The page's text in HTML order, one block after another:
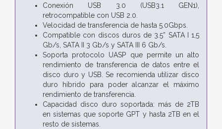
Conexión USB 3.0 (USB3.1 GEN1),
retrocompatible con USB 2.0.
Velocidad de transferencia de hasta 5.0Gbps.
Compatible con discos duros de 3.5” SATA I 1,5
Gb/s, SATA II 3 Gb/s y SATA III 6 Gb/s.
Soporta protocolo UASP que permite un alto
rendimiento de transferencia de datos entre el
disco duro y USB. Se recomienda utilizar disco
duro híbrido para poder alcanzar el máximo
rendimiento de transferencia.
Capacidad disco duro soportada: más de 2TB
en sistemas que soporte GPT y hasta 2TB en el
resto de sistemas.